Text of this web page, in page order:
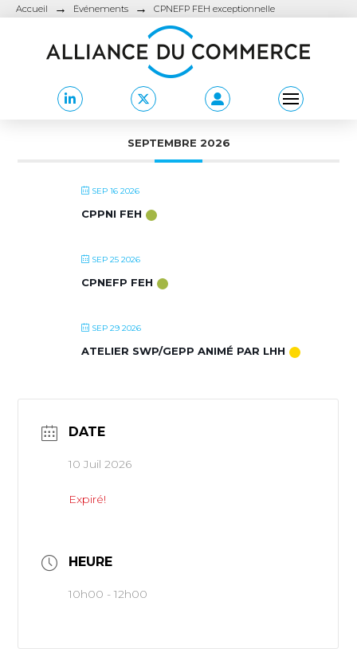
Accueil → Événements → CPNEFP FEH exceptionnelle
SEPTEMBRE 2026
SEP 16 2026
CPPNI FEH
SEP 25 2026
CPNEFP FEH
SEP 29 2026
ATELIER SWP/GEPP ANIMÉ PAR LHH
DATE
10 Juil 2026
Expiré!
HEURE
10h00 - 12h00